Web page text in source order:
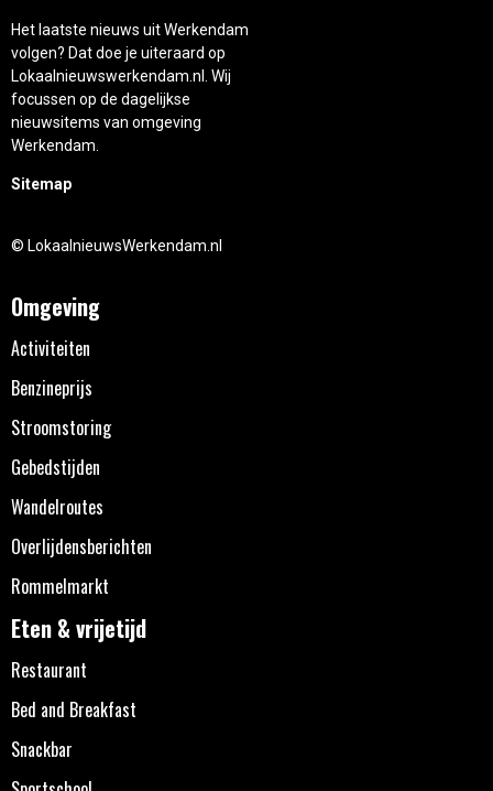
Het laatste nieuws uit Werkendam
volgen? Dat doe je uiteraard op
Lokaalnieuwswerkendam.nl. Wij
focussen op de dagelijkse
nieuwsitems van omgeving
Werkendam.
Sitemap
© LokaalnieuwsWerkendam.nl
Omgeving
Activiteiten
Benzineprijs
Stroomstoring
Gebedstijden
Wandelroutes
Overlijdensberichten
Rommelmarkt
Eten & vrijetijd
Restaurant
Bed and Breakfast
Snackbar